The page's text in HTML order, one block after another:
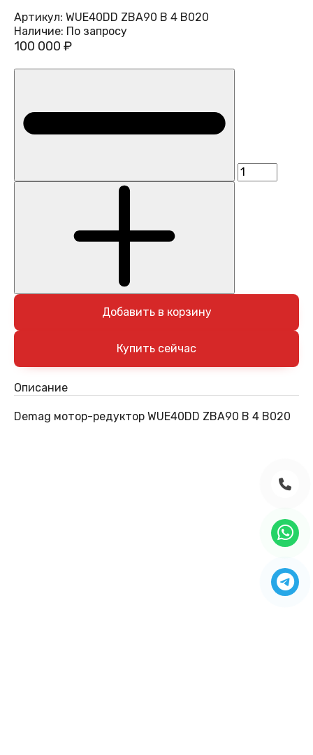
Артикул: WUE40DD ZBA90 B 4 B020
Наличие: По запросу
100 000 ₽
Добавить в корзину
Описание
Demag мотор-редуктор WUE40DD ZBA90 B 4 B020